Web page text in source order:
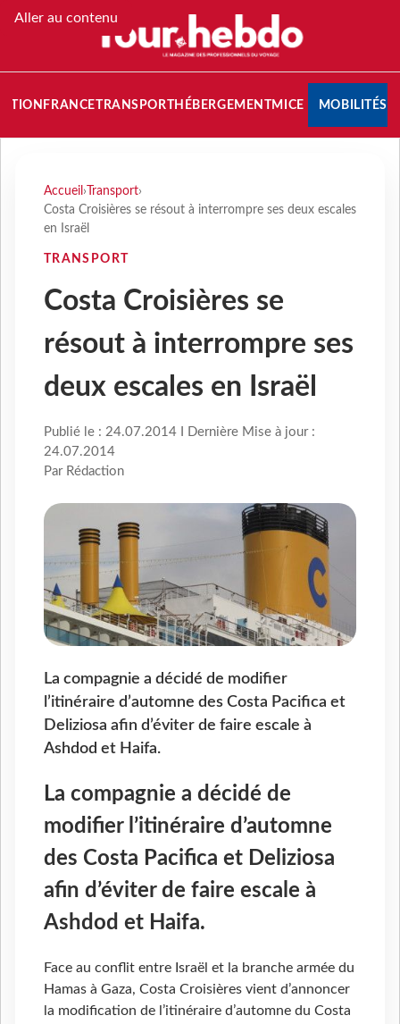
Aller au contenu
FRANCETRANSPORT HÉBERGEMENTMICE MOBILITÉS
Accueil › Transport›
Costa Croisières se résout à interrompre ses deux escales
en Israël
TRANSPORT
Costa Croisières se
résout à interrompre ses
deux escales en Israël
Publié le : 24.07.2014 I Dernière Mise à jour :
24.07.2014
Par Rédaction
La compagnie a décidé de modifier
l’itinéraire d’automne des Costa Pacifica et
Deliziosa afin d’éviter de faire escale à
Ashdod et Haifa.
La compagnie a décidé de
modifier l’itinéraire d’automne
des Costa Pacifica et Deliziosa
afin d’éviter de faire escale à
Ashdod et Haifa.
Face au conflit entre Israël et la branche armée du
Hamas à Gaza, Costa Croisières vient d’annoncer
la modification de l’itinéraire d’automne du Costa